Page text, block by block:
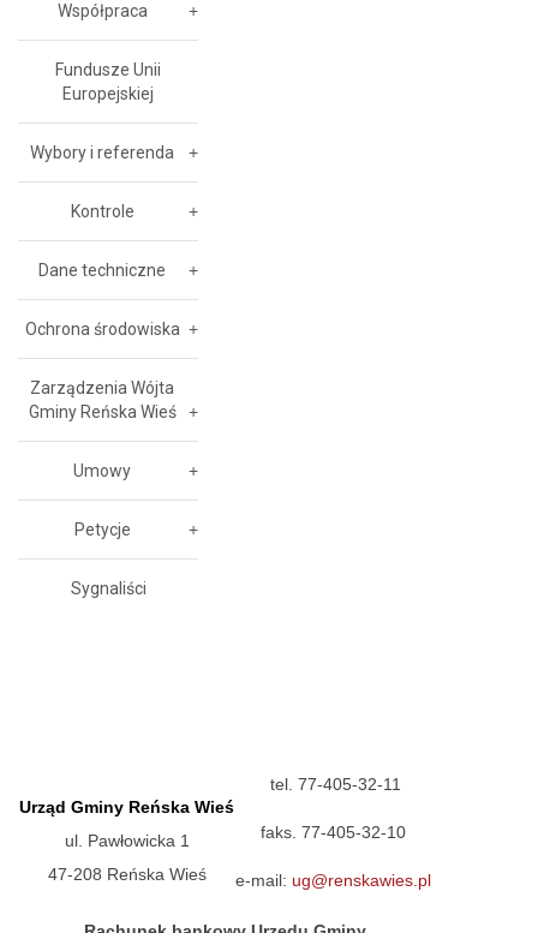
Współpraca
Fundusze Unii
Europejskiej
Wybory i referenda
Kontrole
Dane techniczne
Ochrona środowiska
Zarządzenia Wójta
Gminy Reńska Wieś
Umowy
Petycje
Sygnaliści
Urząd Gminy Reńska Wieś
ul. Pawłowicka 1
47-208 Reńska Wieś
tel. 77-405-32-11
faks. 77-405-32-10
e-mail: ug@renskawies.pl